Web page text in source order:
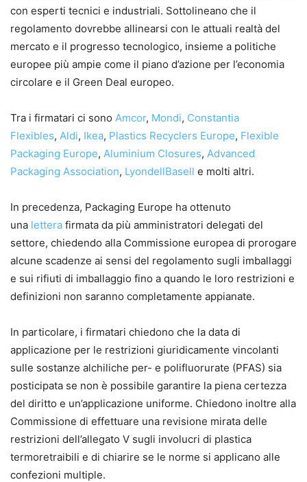
con esperti tecnici e industriali. Sottolineano che il
regolamento dovrebbe allinearsi con le attuali realtà del
mercato e il progresso tecnologico, insieme a politiche
europee più ampie come il piano d’azione per l’economia
circolare e il Green Deal europeo.
Tra i firmatari ci sono Amcor, Mondi, Constantia
Flexibles, Aldi, Ikea, Plastics Recyclers Europe, Flexible
Packaging Europe, Aluminium Closures, Advanced
Packaging Association, LyondellBasell e molti altri.
In precedenza, Packaging Europe ha ottenuto
una lettera firmata da più amministratori delegati del
settore, chiedendo alla Commissione europea di prorogare
alcune scadenze ai sensi del regolamento sugli imballaggi
e sui rifiuti di imballaggio fino a quando le loro restrizioni e
definizioni non saranno completamente appianate.
In particolare, i firmatari chiedono che la data di
applicazione per le restrizioni giuridicamente vincolanti
sulle sostanze alchiliche per- e polifluorurate (PFAS) sia
posticipata se non è possibile garantire la piena certezza
del diritto e un’applicazione uniforme. Chiedono inoltre alla
Commissione di effettuare una revisione mirata delle
restrizioni dell’allegato V sugli involucri di plastica
termoretraibili e di chiarire se le norme si applicano alle
confezioni multiple.